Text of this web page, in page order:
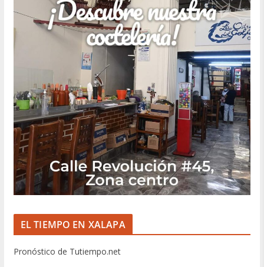
EL TIEMPO EN XALAPA
Pronóstico de Tutiempo.net